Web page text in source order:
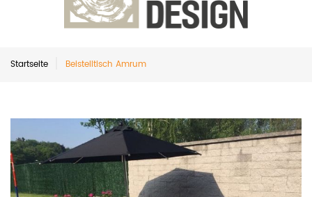
Startseite Beistelltisch Amrum